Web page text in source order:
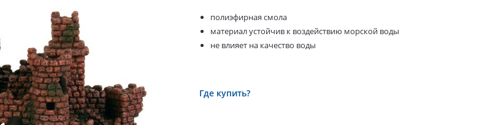
полиэфирная смола
материал устойчив к воздействию морской воды
не влияет на качество воды
Где купить?